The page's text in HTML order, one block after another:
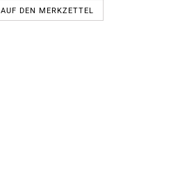
AUF DEN MERKZETTEL